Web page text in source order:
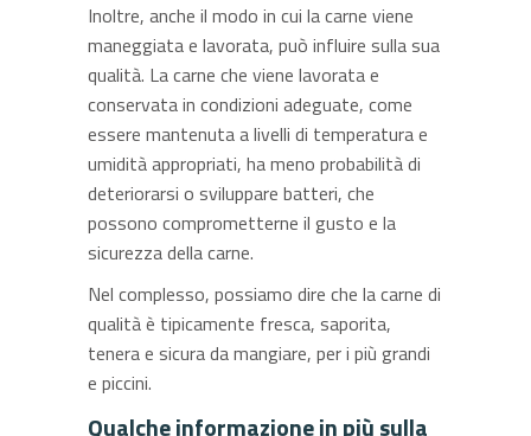
Inoltre, anche il modo in cui la carne viene
maneggiata e lavorata, può influire sulla sua
qualità. La carne che viene lavorata e
conservata in condizioni adeguate, come
essere mantenuta a livelli di temperatura e
umidità appropriati, ha meno probabilità di
deteriorarsi o sviluppare batteri, che
possono comprometterne il gusto e la
sicurezza della carne.
Nel complesso, possiamo dire che la carne di
qualità è tipicamente fresca, saporita,
tenera e sicura da mangiare, per i più grandi
e piccini.
Qualche informazione in più sulla